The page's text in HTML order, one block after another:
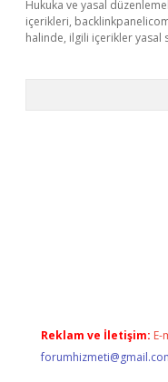
Hukuka ve yasal
içerikleri,
halinde, ilgili içerikler yasal
Reklam ve İletişim: E-